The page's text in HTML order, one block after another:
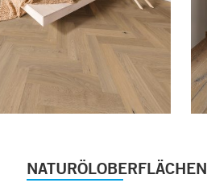
NATURÖLOBERFLÄCHEN